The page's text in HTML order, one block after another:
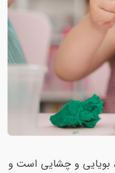
بویایی و چشایی‌ است و